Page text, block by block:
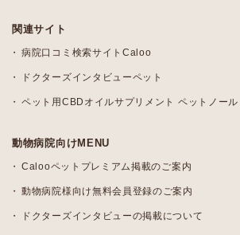
関連サイト
病院口コミ検索サイトCaloo
ドクターズインタビューペット
ペット用CBDオイルサプリメント ペットノール
動物病院向けMENU
Calooペットプレミアム掲載のご案内
動物病院様向け無料会員登録のご案内
ドクターズインタビューの掲載について